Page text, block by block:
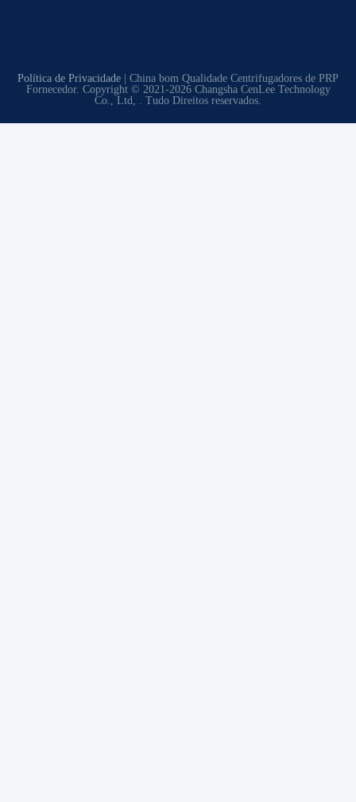
Política de Privacidade | China bom Qualidade Centrifugadores de PRP
Fornecedor. Copyright © 2021-2026 Changsha CenLee Technology
Co., Ltd, . Tudo Direitos reservados.